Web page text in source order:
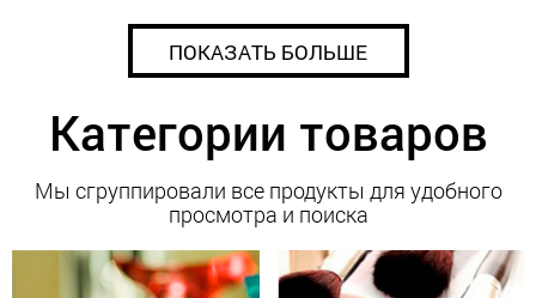
ПОКАЗАТЬ БОЛЬШЕ
Категории товаров
Мы сгруппировали все продукты для удобного
просмотра и поиска